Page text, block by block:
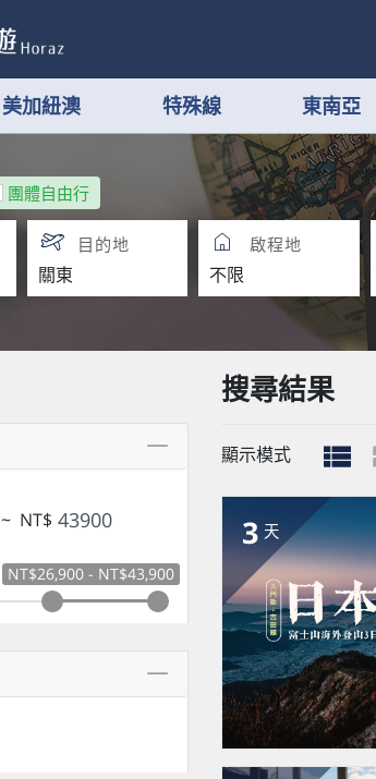
美加紐澳 特殊線 東南亞
團體自由行
目的地 啟程地
~ NT$
NT$26,900 - NT$43,900
搜尋結果
顯示模式
3 天